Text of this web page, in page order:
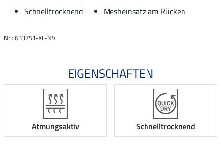
Schnelltrocknend
Mesheinsatz am Rücken
Nr.: 653751-XL-NV
EIGENSCHAFTEN
Atmungsaktiv Schnelltrocknend